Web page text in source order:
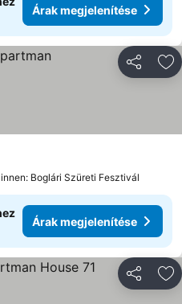
Árak megjelenítése
Boglári Szüreti Fesztivál
Árak megjelenítése